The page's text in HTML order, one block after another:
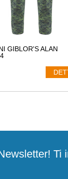
GIBLOR'S ALAN
Ti